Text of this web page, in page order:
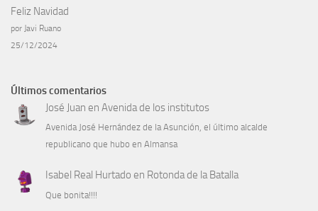
Feliz Navidad
por Javi Ruano
25/12/2024
Últimos comentarios
José Juan en Avenida de los institutos
Avenida José Hernández de la Asunción, el último alcalde
republicano que hubo en Almansa
Isabel Real Hurtado en Rotonda de la Batalla
Que bonita!!!!